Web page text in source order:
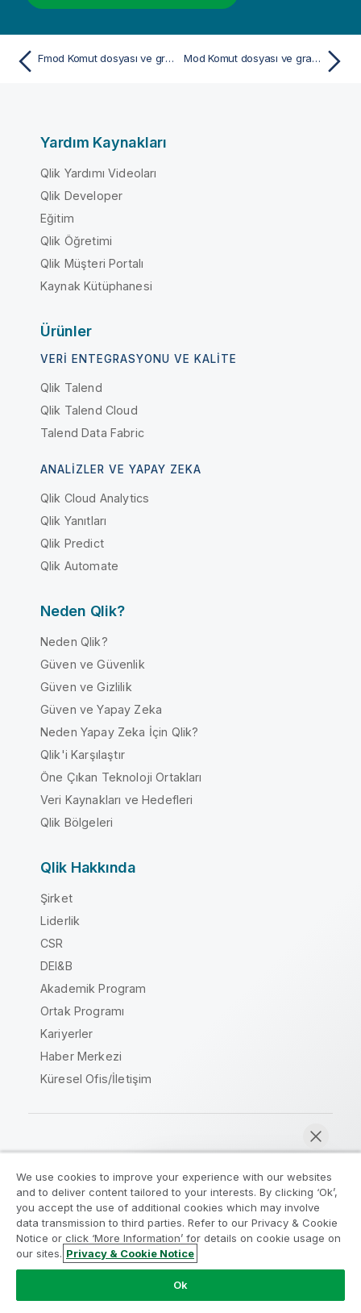
Şimdi sohbet et
Fmod Komut dosyası ve grafik fonksiyonu Mod Komut dosyası ve grafik fonksiyonu
Yardım Kaynakları
Qlik Yardımı Videoları
Qlik Developer
Eğitim
Qlik Öğretimi
Qlik Müşteri Portalı
Kaynak Kütüphanesi
Ürünler
VERI ENTEGRASYONU VE KALITE
Qlik Talend
Qlik Talend Cloud
Talend Data Fabric
ANALIZLER VE YAPAY ZEKA
Qlik Cloud Analytics
Qlik Yanıtları
Qlik Predict
Qlik Automate
Neden Qlik?
Neden Qlik?
Güven ve Güvenlik
Güven ve Gizlilik
Güven ve Yapay Zeka
Neden Yapay Zeka İçin Qlik?
Qlik'i Karşılaştır
Öne Çıkan Teknoloji Ortakları
Veri Kaynakları ve Hedefleri
Qlik Bölgeleri
Qlik Hakkında
Şirket
Liderlik
CSR
DEI&B
Akademik Program
Ortak Programı
Kariyerler
Haber Merkezi
Küresel Ofis/İletişim
Yasal sözleşmeler
Ürün Koşulları
Legal Policies
Legal Policies
Kullanım koşulları
Ticari markalar
Do Not Share My Info
Telif Hakkı © 1993-2026 QlikTech International AB. Tüm
We use cookies to improve your experience with our websites
and to deliver content tailored to your interests. By clicking ‘Ok’,
you accept the use of additional cookies which may involve
data transmission to third parties. Refer to our Privacy & Cookie
Notice or click ‘More Information’ for details on cookie usage on
our sites. Privacy & Cookie Notice
Ok